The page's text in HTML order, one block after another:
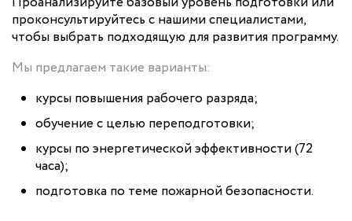
проконсультируйтесь с нашими специалистами,
чтобы выбрать подходящую для развития программу.
Мы предлагаем такие варианты:
курсы повышения рабочего разряда;
обучение с целью переподготовки;
курсы по энергетической эффективности (72
часа);
подготовка по теме пожарной безопасности.